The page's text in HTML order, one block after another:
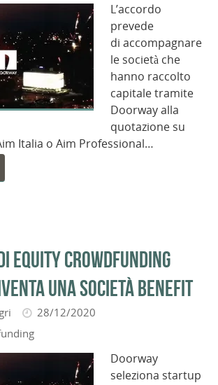
L’accordo
prevede
di accompagnare
le società che
hanno raccolto
capitale tramite
Doorway alla
quotazione su
Italia o Aim Professional…
equity crowdfunding
una società benefit
28/12/2020
Doorway
seleziona startup